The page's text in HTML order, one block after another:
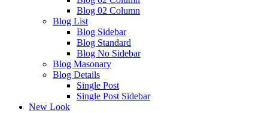
Blog 02 Column
Blog List
Blog Sidebar
Blog Standard
Blog No Sidebar
Blog Masonary
Blog Details
Single Post
Single Post Sidebar
New Look